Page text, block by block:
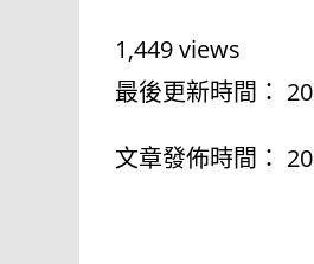
1,449 views
最後更新時間：
文章發佈時間：